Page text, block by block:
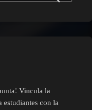
Vincula la
estudiantes con la